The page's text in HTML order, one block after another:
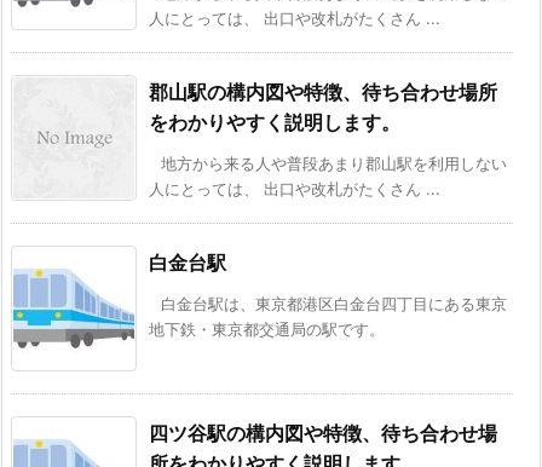
人にとっては、 出口や改札がたくさん ...
郡山駅の構内図や特徴、待ち合わせ場所
をわかりやすく説明します。
地方から来る人や普段あまり郡山駅を利用しない
人にとっては、 出口や改札がたくさん ...
白金台駅
白金台駅は、東京都港区白金台四丁目にある東京
地下鉄・東京都交通局の駅です。
四ツ谷駅の構内図や特徴、待ち合わせ場